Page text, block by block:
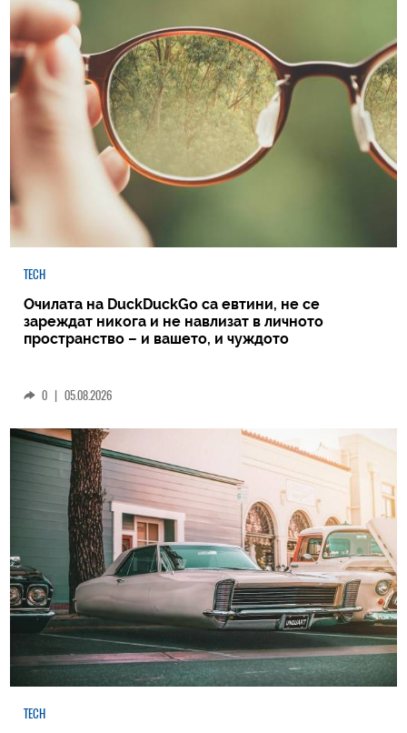
TECH
Очилата на DuckDuckGo са евтини, не се
зареждат никога и не навлизат в личното
пространство – и вашето, и чуждото
0 | 05.08.2026
TECH